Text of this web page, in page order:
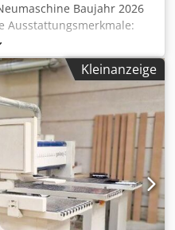
Baujahr 2026
Ausstattungsmerkmale:
Crodpjzmf Iqofx
Druckbalken,
verschiedenen
in Ruhestellung ROT:
Aus-Funktion BLAU:
Auflagetisch
Hauptsägeblatt im
für
und höhenverstellbares
Vorlagenhalter,
Nuten/Ritzen-
Kleinanzeige